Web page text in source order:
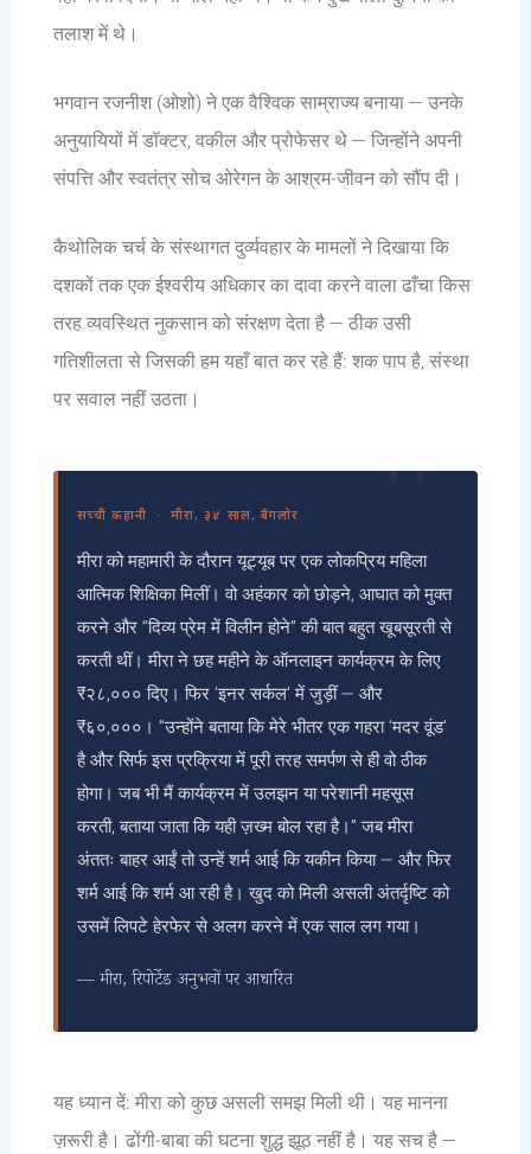
तलाश में थे।
भगवान रजनीश (ओशो) ने एक वैश्विक साम्राज्य बनाया — उनके
अनुयायियों में डॉक्टर, वकील और प्रोफेसर थे — जिन्होंने अपनी
संपत्ति और स्वतंत्र सोच ओरेगन के आश्रम-जीवन को सौंप दी।
कैथोलिक चर्च के संस्थागत दुर्व्यवहार के मामलों ने दिखाया कि
दशकों तक एक ईश्वरीय अधिकार का दावा करने वाला ढाँचा किस
तरह व्यवस्थित नुकसान को संरक्षण देता है — ठीक उसी
गतिशीलता से जिसकी हम यहाँ बात कर रहे हैं: शक पाप है, संस्था
पर सवाल नहीं उठता।
सच्ची कहानी · मीरा, ३४ साल, बैंगलोर
मीरा को महामारी के दौरान यूट्यूब पर एक लोकप्रिय महिला
आत्मिक शिक्षिका मिलीं। वो अहंकार को छोड़ने, आघात को मुक्त
करने और “दिव्य प्रेम में विलीन होने” की बात बहुत खूबसूरती से
करती थीं। मीरा ने छह महीने के ऑनलाइन कार्यक्रम के लिए
₹२८,००० दिए। फिर ‘इनर सर्कल’ में जुड़ीं — और
₹६०,०००। “उन्होंने बताया कि मेरे भीतर एक गहरा ‘मदर वूंड’
है और सिर्फ इस प्रक्रिया में पूरी तरह समर्पण से ही वो ठीक
होगा। जब भी मैं कार्यक्रम में उलझन या परेशानी महसूस
करती, बताया जाता कि यही ज़ख्म बोल रहा है।” जब मीरा
अंततः बाहर आईं तो उन्हें शर्म आई कि यकीन किया — और फिर
शर्म आई कि शर्म आ रही है। खुद को मिली असली अंतर्दृष्टि को
उसमें लिपटे हेरफेर से अलग करने में एक साल लग गया।
— मीरा, रिपोर्टेड अनुभवों पर आधारित
यह ध्यान दें: मीरा को कुछ असली समझ मिली थी। यह मानना
ज़रूरी है। ढोंगी-बाबा की घटना शुद्ध झूठ नहीं है। यह सच है —